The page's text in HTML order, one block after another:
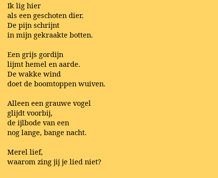
Ik lig hier
als een geschoten dier.
De pijn schrijnt
in mijn gekraakte botten.
Een grijs gordijn
lijmt hemel en aarde.
De wakke wind
doet de boomtoppen wuiven.
Alleen een grauwe vogel
glijdt voorbij,
de ijlbode van een
nog lange, bange nacht.
Merel lief,
waarom zing jij je lied niet?